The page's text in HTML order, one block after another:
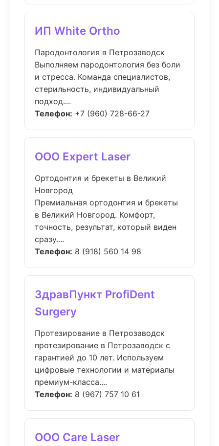
ИП White Ortho
Пародонтология в Петрозаводск
Выполняем пародонтология без боли
и стресса. Команда специалистов,
стерильность, индивидуальный
подход....
Телефон: +7 (960) 728-66-27
ООО Expert Laser
Ортодонтия и брекеты в Великий
Новгород
Премиальная ортодонтия и брекеты
в Великий Новгород. Комфорт,
точность, результат, который виден
сразу....
Телефон: 8 (918) 560 14 98
ЗдравПункт ProfiDent
Surgery
Протезирование в Петрозаводск
протезирование в Петрозаводск с
гарантией до 10 лет. Используем
цифровые технологии и материалы
премиум-класса....
Телефон: 8 (967) 757 10 61
ООО Care Laser